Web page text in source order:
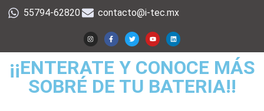
55794-62820 contacto@i-tec.mx
¡¡ENTERATE Y CONOCE MÁS
SOBRÉ DE TU BATERIA!!